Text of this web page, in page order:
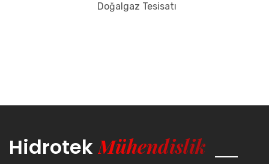
Doğalgaz Tesisatı
Hidrotek Mühendislik